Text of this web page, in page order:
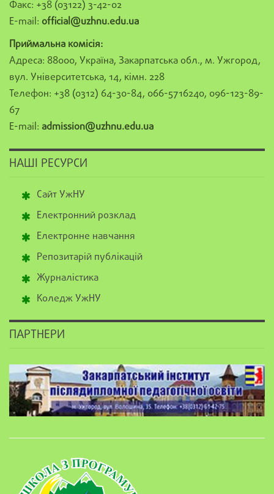
Факс: +38 (03122) 3-42-02
E-mail: official@uzhnu.edu.ua
Приймальна комісія:
Адреса: 88000, Україна, Закарпатська обл., м. Ужгород,
вул. Університетська, 14, кімн. 228
Телефон: +38 (0312) 64-30-84, 066-5716240, 096-123-89-
67
E-mail: admission@uzhnu.edu.ua
НАШІ РЕСУРСИ
Сайт УжНУ
Електронний розклад
Електронне навчання
Репозитарій публікацій
Журналістика
Коледж УжНУ
ПАРТНЕРИ